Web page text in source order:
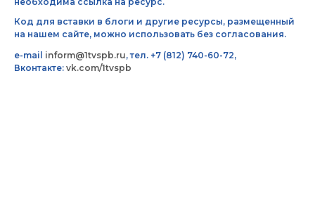
Код для вставки в блоги и другие ресурсы, размещенный
на нашем сайте, можно использовать без согласования.
e-mail inform@1tvspb.ru, тел. +7 (812) 740-60-72,
Вконтакте: vk.com/1tvspb